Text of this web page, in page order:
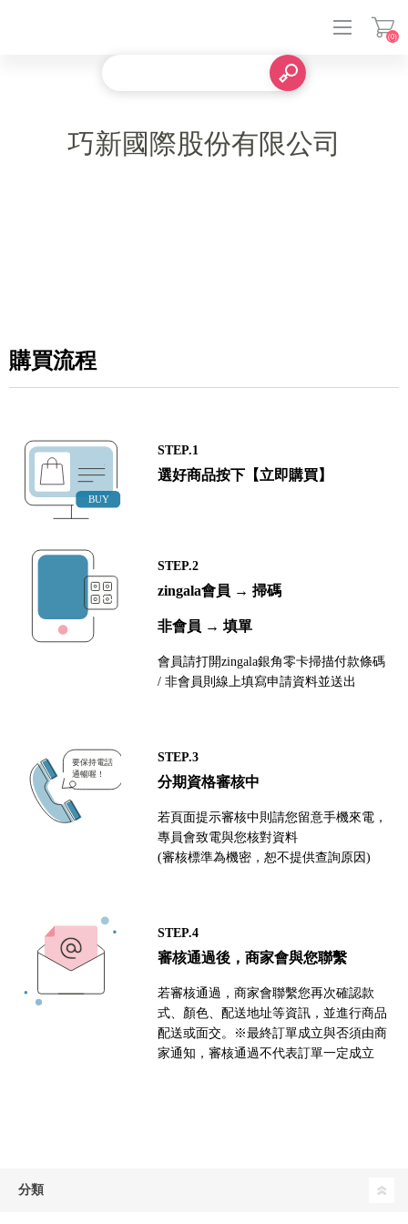
(0)
巧新國際股份有限公司
購買流程
STEP.1
選好商品按下【立即購買】
STEP.2
zingala會員 → 掃碼
非會員 → 填單
會員請打開zingala銀角零卡掃描付款條碼
/ 非會員則線上填寫申請資料並送出
STEP.3
分期資格審核中
若頁面提示審核中則請您留意手機來電，
專員會致電與您核對資料
(審核標準為機密，恕不提供查詢原因)
STEP.4
審核通過後，商家會與您聯繫
若審核通過，商家會聯繫您再次確認款
式、顏色、配送地址等資訊，並進行商品
配送或面交。※最終訂單成立與否須由商
家通知，審核通過不代表訂單一定成立
分類